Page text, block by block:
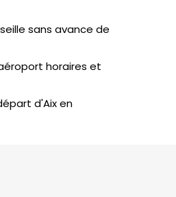
sans avance de
horaires et
d'Aix en